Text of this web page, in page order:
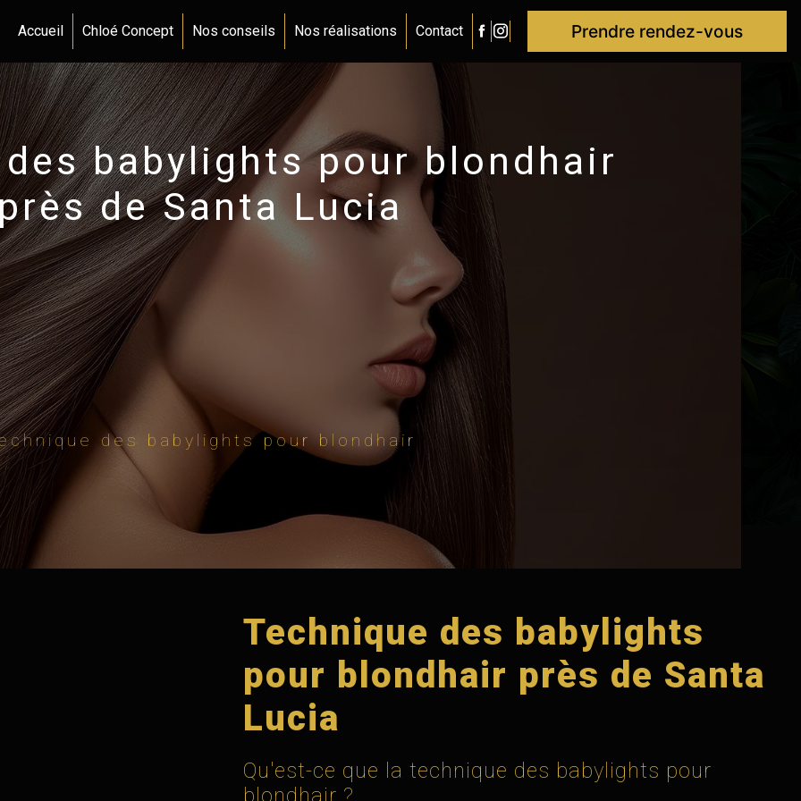
Accueil Chloé Concept Nos conseils Nos réalisations Contact Prendre rendez-vous
babylights pour blondhair
de Santa Lucia
des babylights pour blondhair
Technique des babylights
pour blondhair près de Santa
Lucia
Qu'est-ce que la technique des babylights pour
blondhair ?